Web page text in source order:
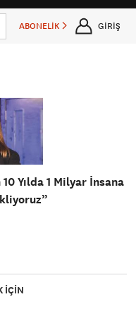
ABONELİK GİRİŞ
Yılda 1 Milyar İnsana
IÇIN